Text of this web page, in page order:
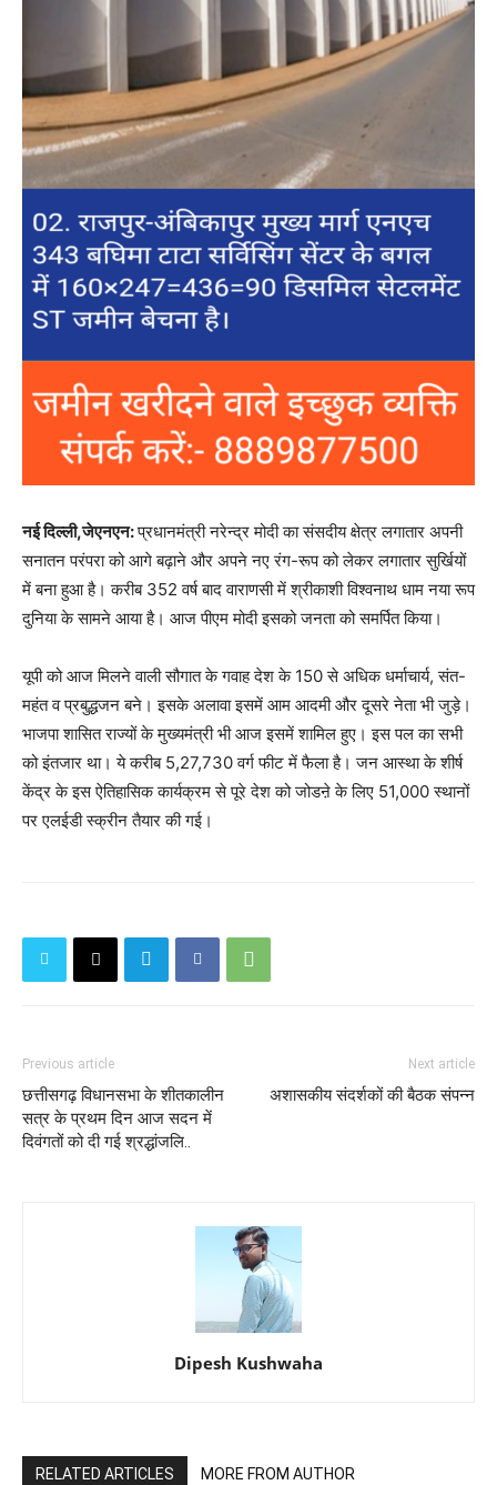
नई दिल्‍ली,जेएनएन:प्रधानमंत्री नरेन्द्र मोदी का संसदीय क्षेत्र लगातार अपनी
सनातन परंपरा को आगे बढ़ाने और अपने नए रंग-रूप को लेकर लगातार सुर्खियों
में बना हुआ है। करीब 352 वर्ष बाद वाराणसी में श्रीकाशी विश्वनाथ धाम नया रूप
दुनिया के सामने आया है। आज पीएम मोदी इसको जनता को समर्पित किया।
यूपी को आज मिलने वाली सौगात के गवाह देश के 150 से अधिक धर्माचार्य, संत-
महंत व प्रबुद्धजन बने। इसके अलावा इसमें आम आदमी और दूसरे नेता भी जुड़े।
भाजपा शासित राज्‍यों के मुख्‍यमंत्री भी आज इसमें शामिल हुए। इस पल का सभी
को इंतजार था। ये करीब 5,27,730 वर्ग फीट में फैला है। जन आस्था के शीर्ष
केंद्र के इस ऐतिहासिक कार्यक्रम से पूरे देश को जोडऩे के लिए 51,000 स्थानों
पर एलईडी स्क्रीन तैयार की गई।
Previous article
छत्तीसगढ़ विधानसभा के शीतकालीन
सत्र के प्रथम दिन आज सदन में
दिवंगतों को दी गई श्रद्धांजलि..
Next article
अशासकीय संदर्शकों की बैठक संपन्न
Dipesh Kushwaha
RELATED ARTICLES MORE FROM AUTHOR